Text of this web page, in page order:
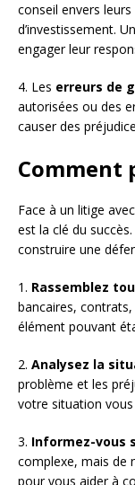
conseil envers
d’investissement.
engager leur
4. Les erreurs de
autorisées ou des
causer des
Comment
Face à un litige
est la clé du
construire une
1. Rassemblez
bancaires,
élément pouvant
2. Analysez la
problème et les
votre situation
3. Informez-vous
complexe, mais de
pour vous aider à